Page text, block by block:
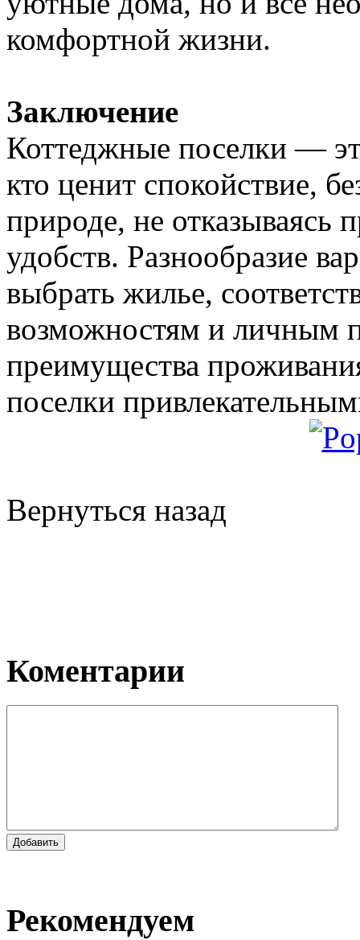
комфортной жизни.
Заключение
Коттеджные поселки —
кто ценит спокойствие,
природе, не отказываясь
удобств. Разнообразие
выбрать жилье,
возможностям и личным
преимущества
поселки
Вернуться назад
Коментарии
Добавить
Рекомендуем